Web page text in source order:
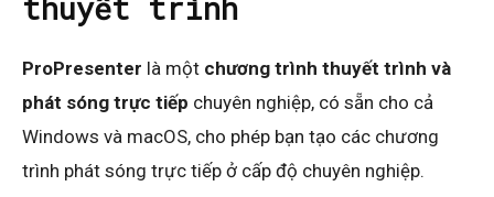
thuyết trình
ProPresenter là một chương trình thuyết trình và
phát sóng trực tiếp chuyên nghiệp, có sẵn cho cả
Windows và macOS, cho phép bạn tạo các chương
trình phát sóng trực tiếp ở cấp độ chuyên nghiệp.